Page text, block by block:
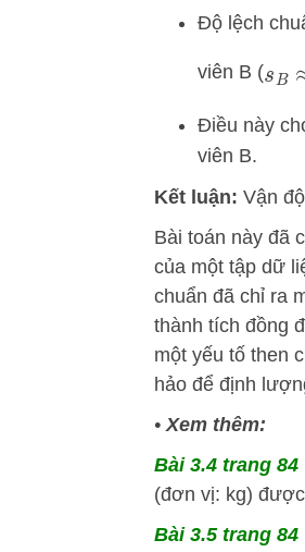
Độ lệch
viên B (sB ≈
Điều này
viên B.
Kết luận: Vận
Bài toán này đã
của một tập dữ
chuẩn đã chỉ ra
thành tích đồng
một yếu tố then
hảo để định
• Xem thêm:
Bài 3.4 trang
(đơn vị: kg)
Bài 3.5 trang